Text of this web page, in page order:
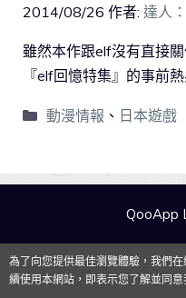
2014/08/26 作者: 達人
雖然本作跟elf沒有直接
『elf回憶特集』的事前
動漫情報 、 日本遊戲
QooApp
為了向您提供最佳瀏覽體驗，我們
續使用本網站，即表示您了解並同